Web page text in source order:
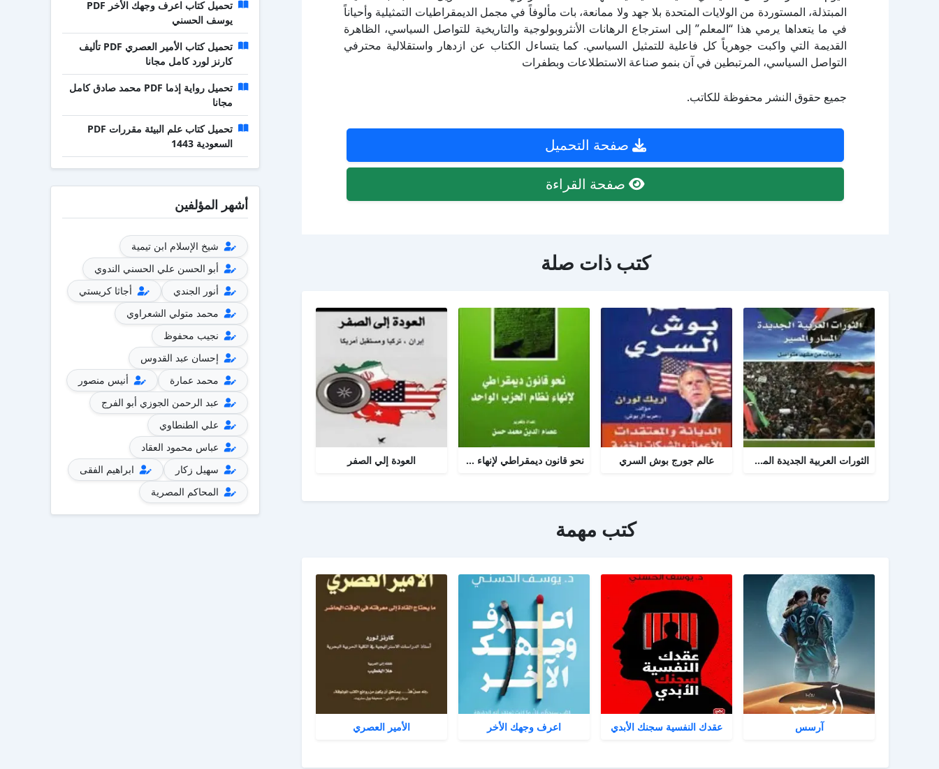
المبتذلة، المستوردة من الولايات المتحدة بلا جهد ولا ممانعة، بات مألوفاً في مجمل الديمقراطيات التمثيلية وأحياناً
في ما يتعداها يرمي هذا “المعلم” إلى استرجاع الرهانات الأنثروبولوجية والتاريخية للتواصل السياسي، الظاهرة
القديمة التي واكبت جوهرياً كل فاعلية للتمثيل السياسي. كما يتساءل الكتاب عن ازدهار واستقلالية محترفي
التواصل السياسي، المرتبطين في آن بنمو صناعة الاستطلاعات وبطفرات
جميع حقوق النشر محفوظة للكاتب.
صفحة التحميل
صفحة القراءة
كتب ذات صلة
الثورات العربية الجديدة المسار والمصير عالم جورج بوش السري نحو قانون ديمقراطي لإنهاء نظام الحزب الواحد العودة إلي الصفر
كتب مهمة
آرسس عقدك النفسية سجنك الأبدي اعرف وجهك الأخر الأمير العصري
تحميل كتاب اعرف وجهك الأخر PDF
يوسف الحسني
تحميل كتاب الأمير العصري PDF تأليف
كارنز لورد كامل مجانا
تحميل رواية إذما PDF محمد صادق كامل
مجانا
تحميل كتاب علم البيئة مقررات PDF
السعودية 1443
أشهر المؤلفين
شيخ الإسلام ابن تيمية
أبو الحسن علي الحسني الندوي
أنور الجندي
أجاثا كريستي
محمد متولي الشعراوي
نجيب محفوظ
إحسان عبد القدوس
محمد عمارة
أنيس منصور
عبد الرحمن الجوزي أبو الفرج
علي الطنطاوي
عباس محمود العقاد
سهيل زكار
ابراهيم الفقى
المحاكم المصرية